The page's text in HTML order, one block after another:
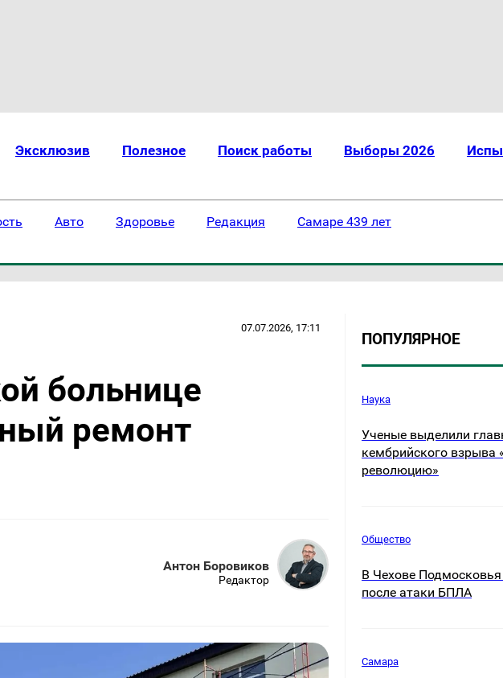
Эксклюзив Полезное Поиск работы Выборы 2026
Авто Здоровье Редакция Самаре 439 лет
07.07.2026, 17:11
больнице
ремонт
Антон Боровиков
Редактор
ПОПУЛЯРНОЕ
Наука
Ученые выделили
кембрийского взрыва
революцию»
Общество
В Чехове
после атаки БПЛА
Самара